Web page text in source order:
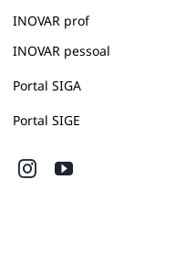
INOVAR prof
INOVAR pessoal
Portal SIGA
Portal SIGE